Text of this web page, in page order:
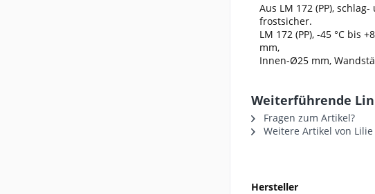
Aus LM 172 (PP),
frostsicher.
LM 172 (PP), -45 °C bis
mm,
Innen-Ø25 mm,
Weiterführende
Fragen zum Artikel?
Weitere Artikel von Lilie
Hersteller